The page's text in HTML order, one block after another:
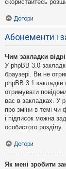
скористайтесь
Догори
Абонементи і
Чим закладки
У phpBB 3.0
браузері. Ви не
phpBB 3.1 закладки
отримувати
вас в закладках. У
про зміни в темі
і підписок можна
особистого розділу.
Догори
Як мені зробити